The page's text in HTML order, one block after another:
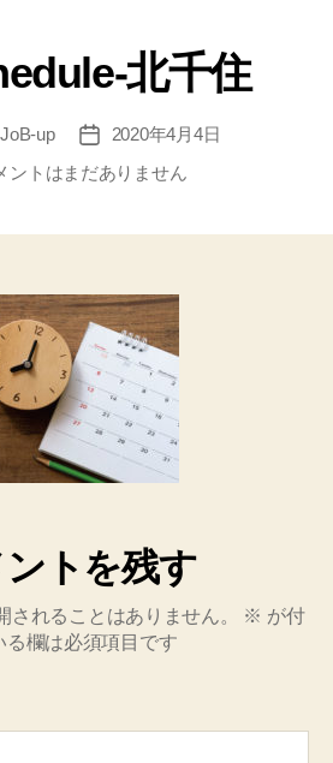
北千住
JoB-up
2020年4月4日
ントはまだありません
ントを残す
されることはありません。 ※ が付
る欄は必須項目です